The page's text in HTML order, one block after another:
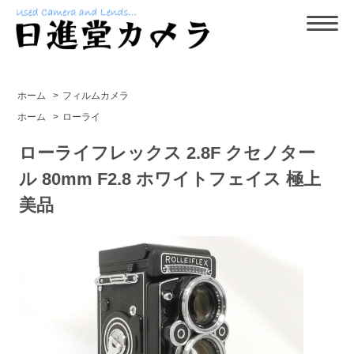
ホーム > フィルムカメラ
ホーム
> ローライ
ローライフレックス 2.8F クセノター
ル 80mm F2.8 ホワイトフェイス 極上
美品